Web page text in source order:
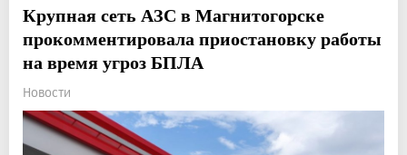
Крупная сеть АЗС в Магнитогорске
прокомментировала приостановку работы
на время угроз БПЛА
Новости